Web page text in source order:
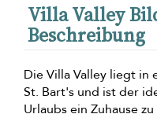
Villa Valley
Beschreibung
Die Villa Valley liegt in
St. Bart's und ist der
Urlaubs ein Zuhause